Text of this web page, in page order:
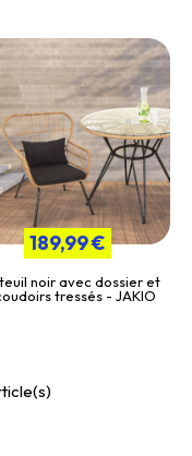
189,99 €
noir avec dossier et
tressés - JAKIO